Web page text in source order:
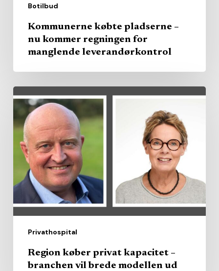
Botilbud
Kommunerne købte pladserne –
nu kommer regningen for
manglende leverandørkontrol
Privathospital
Region
køber
privat
kapacitet
branchen
brede
modellen
Region køber privat kapacitet –
branchen vil brede modellen ud